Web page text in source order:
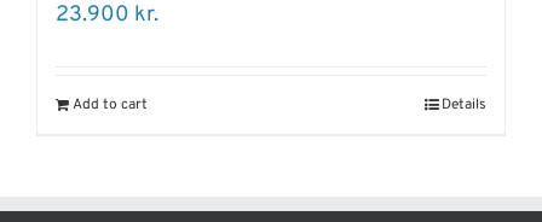
23.900 kr.
Add to cart Details